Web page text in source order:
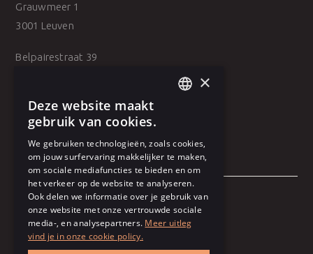
Grauwmeer 1
3001 Leuven
Belpairestraat 39
Algemene voorwaarden
Gebruiksvoorwaarden
FRENCH
×
Deze website maakt
gebruik van cookies.
We gebruiken technologieën, zoals cookies,
om jouw surfervaring makkelijker te maken,
om sociale mediafuncties te bieden en om
het verkeer op de website te analyseren.
Ook delen we informatie over je gebruik van
onze website met onze vertrouwde sociale
media-, en analysepartners. Meer uitleg
vind je in onze cookie policy.